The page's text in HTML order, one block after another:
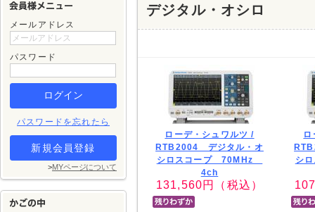
メールアドレス
パスワード
パスワードを忘れたら
新規会員登録
>MYページについて
デジタル・オシロ
ローデ・シュワルツ /
RTB2004 デジタル・オ
シロスコープ 70MHz
4ch
131,560円（税込）
シ